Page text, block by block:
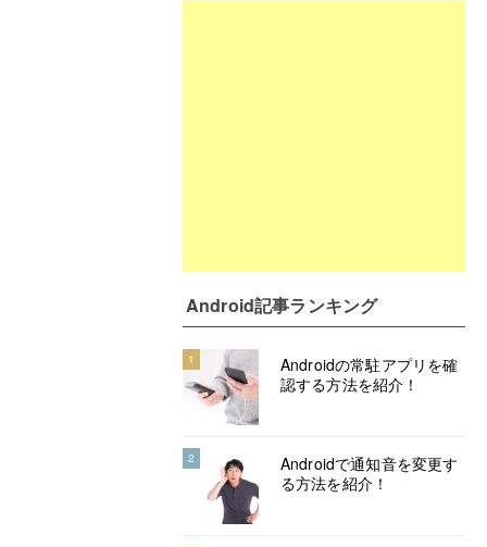
Android記事ランキング
1
Androidの常駐アプリを確
認する方法を紹介！
2
Androidで通知音を変更す
る方法を紹介！